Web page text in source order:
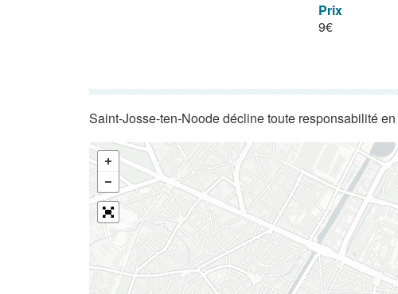
Prix
9€
Saint-Josse-ten-Noode décline toute responsabilité